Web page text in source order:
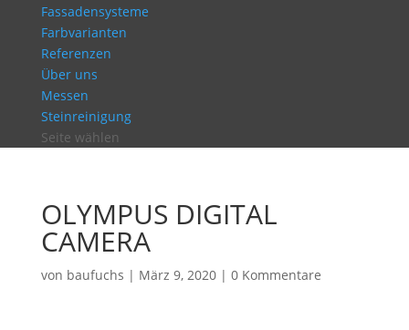
Fassadensysteme
Farbvarianten
Referenzen
Über uns
Messen
Steinreinigung
Seite wählen
OLYMPUS DIGITAL
CAMERA
von baufuchs | März 9, 2020| 0 Kommentare